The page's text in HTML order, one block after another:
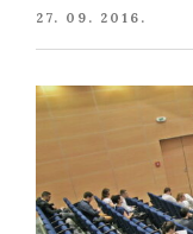
POSTED
27. 09. 2016.